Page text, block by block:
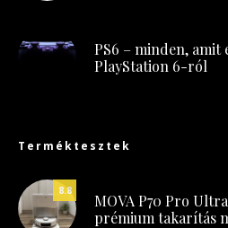
PS6 – minden,
PlayStation 6-ról
Terméktesztek
8.8
MOVA P70 Pro
prémium takarítás